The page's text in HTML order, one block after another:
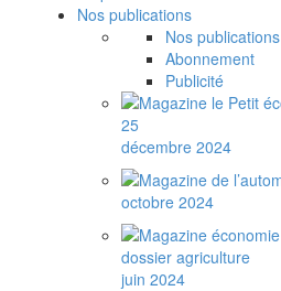
Nos publications
Nos publications
Abonnement
Publicité
décembre 2024
octobre 2024
juin 2024